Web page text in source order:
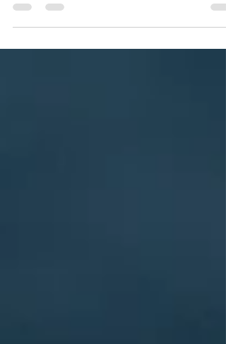
robótica, radioterapia, PET-SCAN com PSMA e